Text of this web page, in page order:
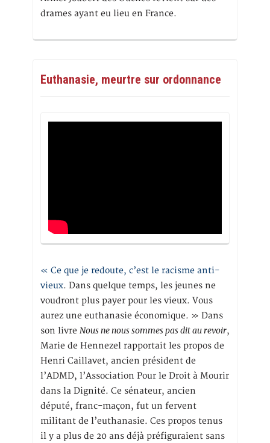
drames ayant eu lieu en France.
Euthanasie, meurtre sur ordonnance
« Ce que je redoute, c’est le racisme anti-
vieux. Dans quelque temps, les jeunes ne
voudront plus payer pour les vieux. Vous
aurez une euthanasie économique. » Dans
son livre Nous ne nous sommes pas dit au revoir,
Marie de Hennezel rapportait les propos de
Henri Caillavet, ancien président de
l’ADMD, l’Association Pour le Droit à Mourir
dans la Dignité. Ce sénateur, ancien
député, franc-maçon, fut un fervent
militant de l’euthanasie. Ces propos tenus
il y a plus de 20 ans déjà préfiguraient sans